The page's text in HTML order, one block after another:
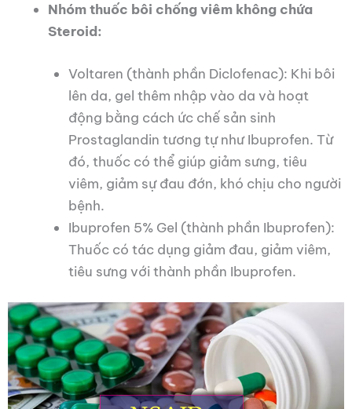
Nhóm thuốc bôi chống viêm không chứa
Steroid:
Voltaren (thành phần Diclofenac): Khi bôi
lên da, gel thêm nhập vào da và hoạt
động bằng cách ức chế sản sinh
Prostaglandin tương tự như Ibuprofen. Từ
đó, thuốc có thể giúp giảm sưng, tiêu
viêm, giảm sự đau đớn, khó chịu cho người
bệnh.
Ibuprofen 5% Gel (thành phần Ibuprofen):
Thuốc có tác dụng giảm đau, giảm viêm,
tiêu sưng với thành phần Ibuprofen.